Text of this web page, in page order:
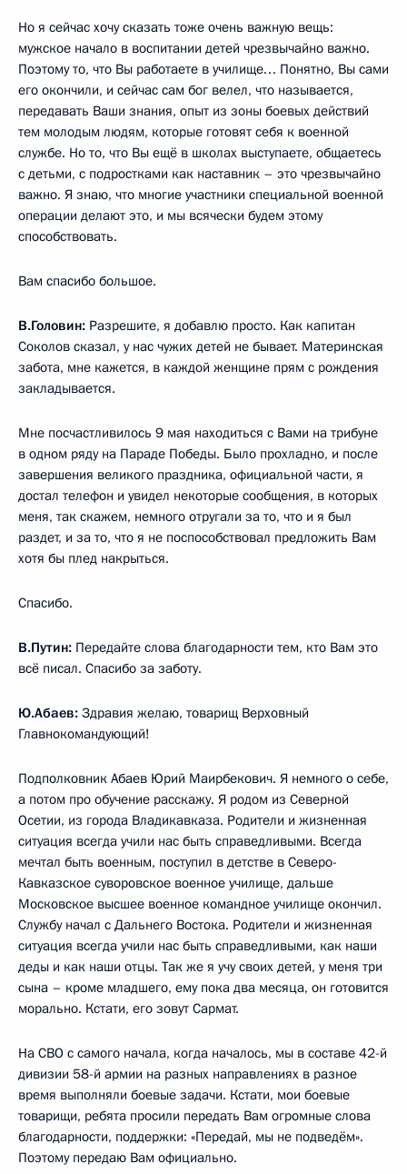
Но я сейчас хочу сказать тоже очень важную вещь:
мужское начало в воспитании детей чрезвычайно важно.
Поэтому то, что Вы работаете в училище… Понятно, Вы сами
его окончили, и сейчас сам бог велел, что называется,
передавать Ваши знания, опыт из зоны боевых действий
тем молодым людям, которые готовят себя к военной
службе. Но то, что Вы ещё в школах выступаете, общаетесь
с детьми, с подростками как наставник – это чрезвычайно
важно. Я знаю, что многие участники специальной военной
операции делают это, и мы всячески будем этому
способствовать.
Вам спасибо большое.
В.Головин: Разрешите, я добавлю просто. Как капитан
Соколов сказал, у нас чужих детей не бывает. Материнская
забота, мне кажется, в каждой женщине прям с рождения
закладывается.
Мне посчастливилось 9 мая находиться с Вами на трибуне
в одном ряду на Параде Победы. Было прохладно, и после
завершения великого праздника, официальной части, я
достал телефон и увидел некоторые сообщения, в которых
меня, так скажем, немного отругали за то, что и я был
раздет, и за то, что я не поспособствовал предложить Вам
хотя бы плед накрыться.
Спасибо.
В.Путин: Передайте слова благодарности тем, кто Вам это
всё писал. Спасибо за заботу.
Ю.Абаев: Здравия желаю, товарищ Верховный
Главнокомандующий!
Подполковник Абаев Юрий Маирбекович. Я немного о себе,
а потом про обучение расскажу. Я родом из Северной
Осетии, из города Владикавказа. Родители и жизненная
ситуация всегда учили нас быть справедливыми. Всегда
мечтал быть военным, поступил в детстве в Северо-
Кавказское суворовское военное училище, дальше
Московское высшее военное командное училище окончил.
Службу начал с Дальнего Востока. Родители и жизненная
ситуация всегда учили нас быть справедливыми, как наши
деды и как наши отцы. Так же я учу своих детей, у меня три
сына – кроме младшего, ему пока два месяца, он готовится
морально. Кстати, его зовут Сармат.
На СВО с самого начала, когда началось, мы в составе 42-й
дивизии 58-й армии на разных направлениях в разное
время выполняли боевые задачи. Кстати, мои боевые
товарищи, ребята просили передать Вам огромные слова
благодарности, поддержки: «Передай, мы не подведём».
Поэтому передаю Вам официально.